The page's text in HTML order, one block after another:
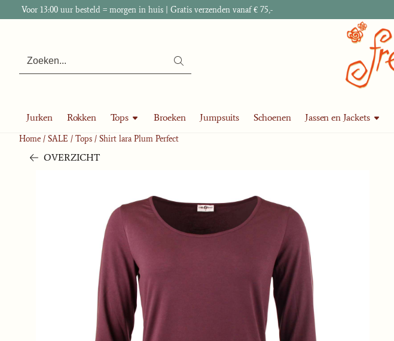
Cookievoorkeuren zijn momenteel gesloten.
Voor 13:00 uur besteld = morgen in huis | Gratis verzenden vanaf € 75,-
Zoeken
Jurken Rokken Tops Broeken Jumpsuits Schoenen Jassen en Jackets
Home / SALE / Tops / Shirt lara Plum Perfect
OVERZICHT